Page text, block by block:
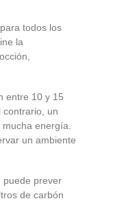
todos los
la
entre 10 y 15
contrario, un
energía.
un ambiente
puede prever
de carbón